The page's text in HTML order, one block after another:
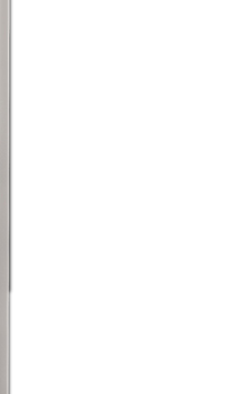
μήνυμα
terug!